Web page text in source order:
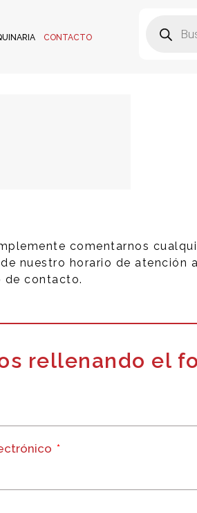
CONTACTO
comentarnos
nuestro horario de atención
de contacto.
rellenando el